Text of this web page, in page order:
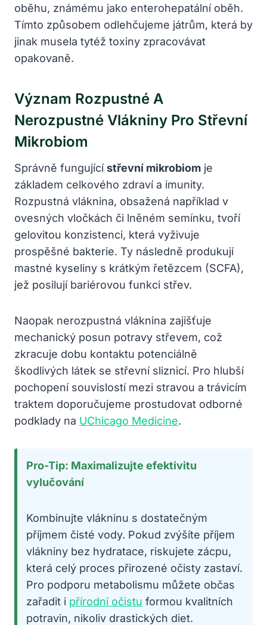
oběhu, známému jako enterohepatální oběh.
Tímto způsobem odlehčujeme játrům, která by
jinak musela tytéž toxiny zpracovávat
opakovaně.
Význam Rozpustné A
Nerozpustné Vlákniny Pro Střevní
Mikrobiom
Správně fungujícístřevní mikrobiom je
základem celkového zdraví a imunity.
Rozpustná vláknina, obsažená například v
ovesných vločkách či lněném semínku, tvoří
gelovitou konzistenci, která vyživuje
prospěšné bakterie. Ty následně produkují
mastné kyseliny s krátkým řetězcem (SCFA),
jež posilují bariérovou funkci střev.
Naopak nerozpustná vláknina zajišťuje
mechanický posun potravy střevem, což
zkracuje dobu kontaktu potenciálně
škodlivých látek se střevní sliznicí. Pro hlubší
pochopení souvislostí mezi stravou a trávicím
traktem doporučujeme prostudovat odborné
podklady na UChicago Medicine.
Pro-Tip: Maximalizujte efektivitu
vylučování
Kombinujte vlákninu s dostatečným
příjmem čisté vody. Pokud zvýšíte příjem
vlákniny bez hydratace, riskujete zácpu,
která celý proces přirozené očisty zastaví.
Pro podporu metabolismu můžete občas
zařadit i přírodní očistu formou kvalitních
potravin, nikoliv drastických diet.